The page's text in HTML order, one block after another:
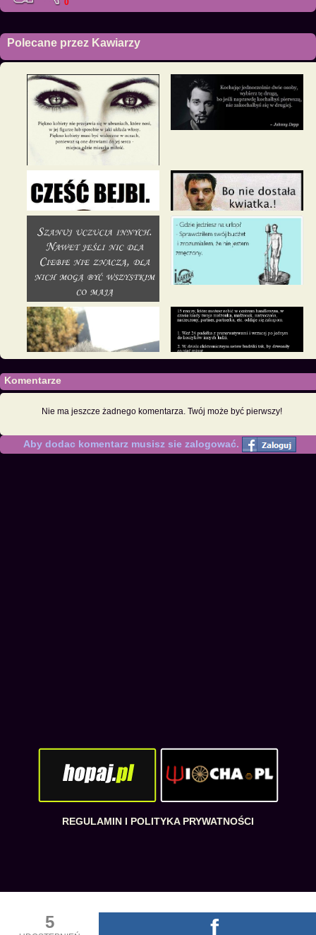
Polecane przez Kawiarzy
Komentarze
Nie ma jeszcze żadnego komentarza. Twój może być pierwszy!
Aby dodac komentarz musisz sie zalogować.
5 f
REGULAMIN I POLITYKA PRYWATNOŚCI